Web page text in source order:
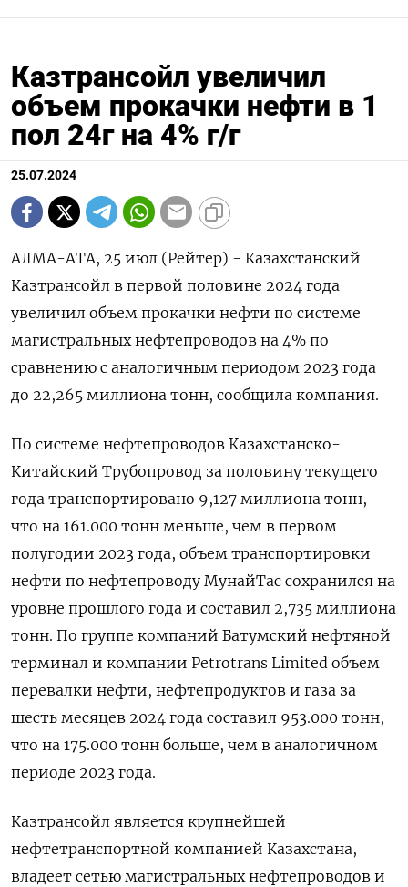
Казтрансойл увеличил
объем прокачки нефти в 1
пол 24г на 4% г/г
25.07.2024
АЛМА-АТА, 25 июл (Рейтер) - Казахстанский
Казтрансойл в первой половине 2024 года
увеличил объем прокачки нефти по системе
магистральных нефтепроводов на 4% по
сравнению с аналогичным периодом 2023 года
до 22,265 миллиона тонн, сообщила компания.
По системе нефтепроводов Казахстанско-
Китайский Трубопровод за половину текущего
года транспортировано 9,127 миллиона тонн,
что на 161.000 тонн меньше, чем в первом
полугодии 2023 года, объем транспортировки
нефти по нефтепроводу МунайТас сохранился на
уровне прошлого года и составил 2,735 миллиона
тонн. По группе компаний Батумский нефтяной
терминал и компании Petrotrans Limited объем
перевалки нефти, нефтепродуктов и газа за
шесть месяцев 2024 года составил 953.000 тонн,
что на 175.000 тонн больше, чем в аналогичном
периоде 2023 года.
Казтрансойл является крупнейшей
нефтетранспортной компанией Казахстана,
владеет сетью магистральных нефтепроводов и